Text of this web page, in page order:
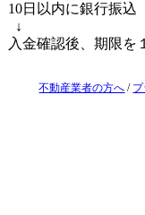
10日以内に銀行振込
↓
入金確認後、期限を
不動産業者の方へ /